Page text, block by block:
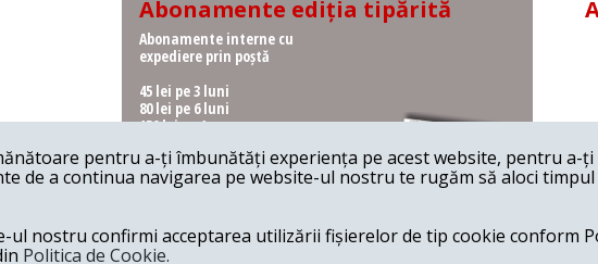
Abonamente ediția tipărită
Abonamente interne cu
expediere prin poștă
45 lei pe 3 luni
80 lei pe 6 luni
150 lei pe 1 an
Abonamente interne cu
ridicare de la redacție
62 lei pe 6 luni
115 lei pe 1 an
pentru a-ți îmbunătăți experiența pe acest website, pentru
de a continua navigarea pe website-ul nostru te rugăm să aloci
nostru confirmi acceptarea utilizării fișierelor de tip cookie conform
Politica de Cookie.